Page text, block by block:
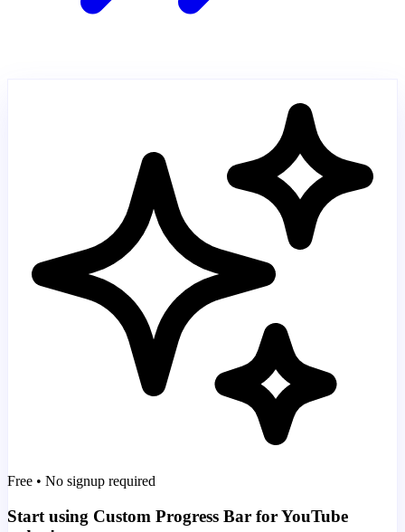
Free • No signup required
Start using Custom Progress Bar for YouTube